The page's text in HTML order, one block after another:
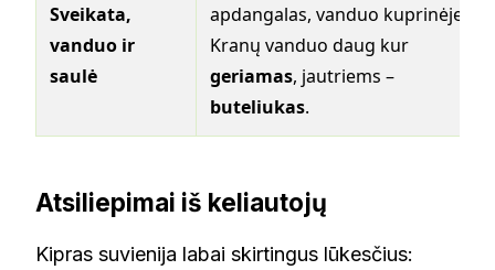
Sveikata,
vanduo ir
saulė
apdangalas, vanduo kuprinėje.
Kranų vanduo daug kur
geriamas, jautriems –
buteliukas.
Atsiliepimai iš keliautojų
Kipras suvienija labai skirtingus lūkesčius: